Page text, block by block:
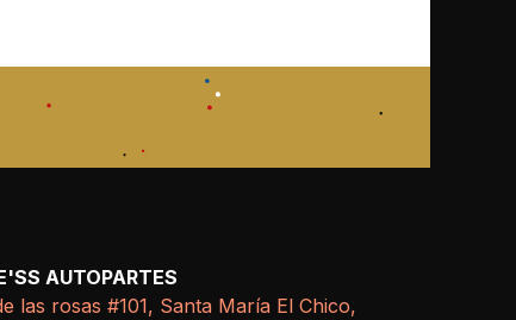
AUTOPARTES
las rosas #101, Santa María El Chico,